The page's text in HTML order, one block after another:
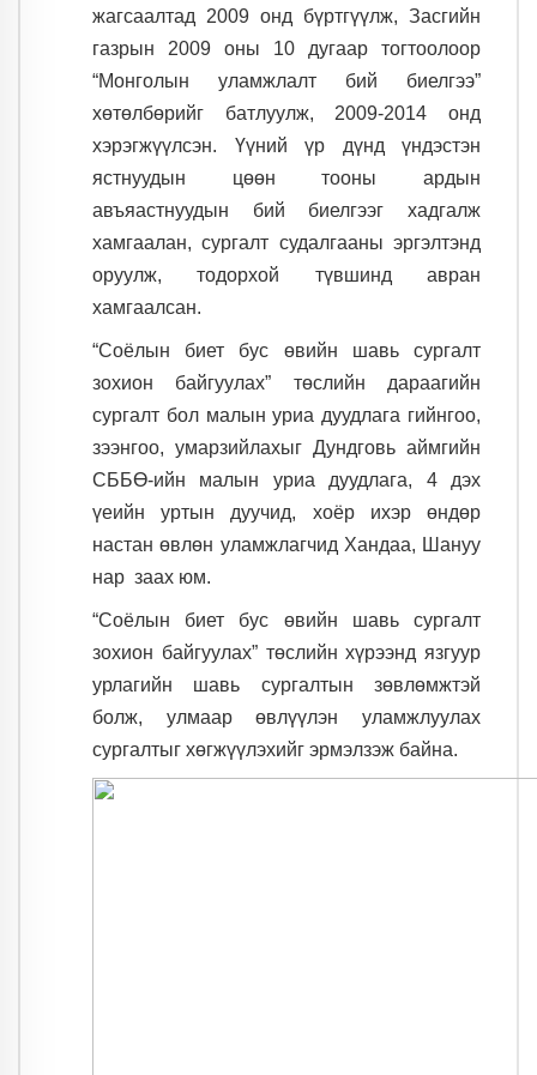
жагсаалтад 2009 онд бүртгүүлж, Засгийн
газрын 2009 оны 10 дугаар тогтоолоор
“Монголын уламжлалт бий биелгээ”
хөтөлбөрийг батлуулж, 2009-2014 онд
хэрэгжүүлсэн. Үүний үр дүнд үндэстэн
ястнуудын цөөн тооны ардын
авъяастнуудын бий биелгээг хадгалж
хамгаалан, сургалт судалгааны эргэлтэнд
оруулж, тодорхой түвшинд авран
хамгаалсан.
“Соёлын биет бус өвийн шавь сургалт
зохион байгуулах” төслийн дараагийн
сургалт бол малын уриа дуудлага гийнгоо,
зээнгоо, умарзийлахыг Дундговь аймгийн
СББӨ-ийн малын уриа дуудлага, 4 дэх
үеийн уртын дуучид, хоёр ихэр өндөр
настан өвлөн уламжлагчид Хандаа, Шануу
нар заах юм.
“Соёлын биет бус өвийн шавь сургалт
зохион байгуулах” төслийн хүрээнд язгуур
урлагийн шавь сургалтын зөвлөмжтэй
болж, улмаар өвлүүлэн уламжлуулах
сургалтыг хөгжүүлэхийг эрмэлзэж байна.